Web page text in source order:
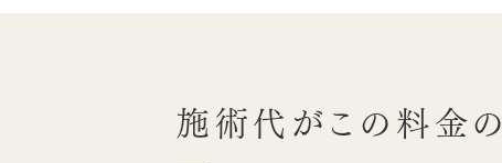
施術代がこの料金の